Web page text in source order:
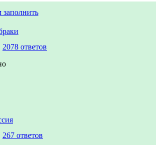
заполнить
2078 ответов
267 ответов